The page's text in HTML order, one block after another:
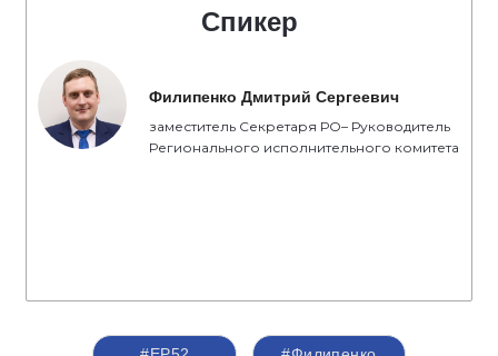
Спикер
Филипенко Дмитрий Сергеевич
заместитель Секретаря РО– Руководитель
Регионального исполнительного комитета